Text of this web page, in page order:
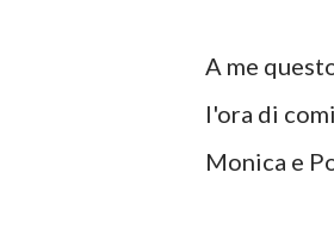
A me
l'ora di
Monica e